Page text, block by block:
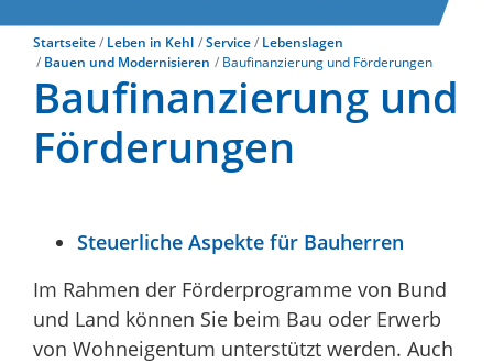
Startseite Leben in Kehl Service
Lebenslagen
Bauen und Modernisieren
Baufinanzierung und Förderungen
Baufinanzierung und
Förderungen
Steuerliche Aspekte für Bauherren
Im Rahmen der Förderprogramme von Bund
und Land können Sie beim Bau oder Erwerb
von Wohneigentum unterstützt werden. Auch